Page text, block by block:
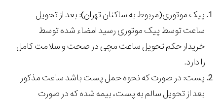
پیک موتوری(مربوط به ساکنان تهران): بعد از تحویل
ساعت توسط پیک موتوری رسید امضاء شده توسط
خریدار حکم تحویل ساعت مچی در صحت و سلامت کامل
را دارد.
پست: در صورت که نحوه حمل پست باشد ساعت مذکور
بعد از تحویل سالم به پست، بیمه شده که در صورت